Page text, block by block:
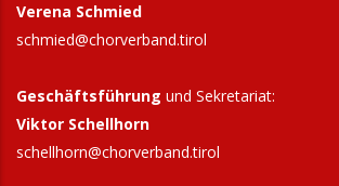
Verena Schmied
schmied@chorverband.tirol
Geschäftsführung und Sekretariat:
Viktor Schellhorn
schellhorn@chorverband.tirol